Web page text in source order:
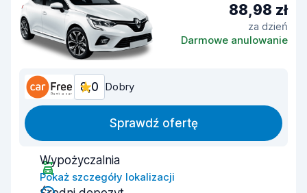
88,98 zł
za dzień
Darmowe anulowanie
8,0 Dobry
Sprawdź ofertę
Wypożyczalnia
Pokaż szczegóły lokalizacji